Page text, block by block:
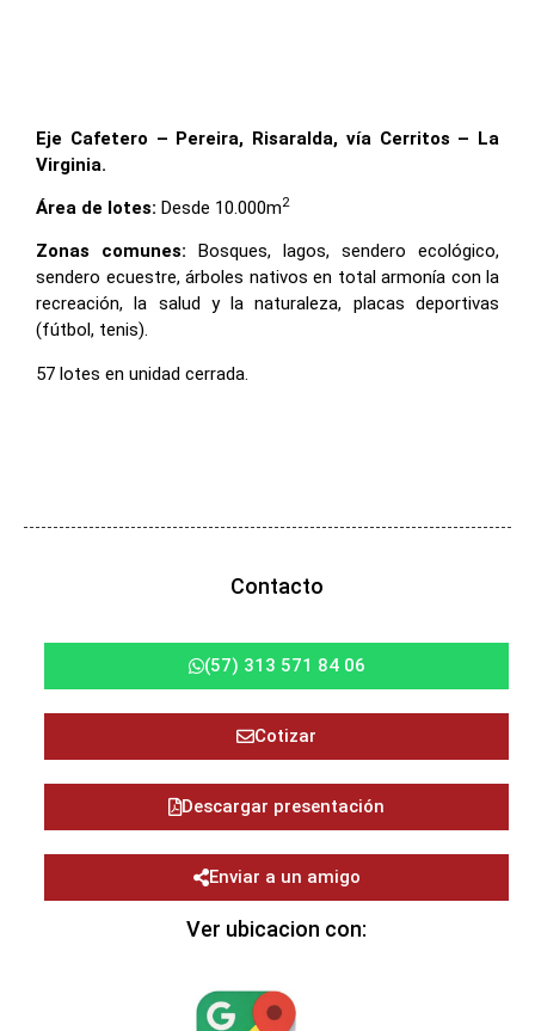
Eje Cafetero – Pereira, Risaralda, vía Cerritos – La
Virginia.
Área de lotes: Desde 10.000m2
Zonas comunes: Bosques, lagos, sendero ecológico,
sendero ecuestre, árboles nativos en total armonía con la
recreación, la salud y la naturaleza, placas deportivas
(fútbol, tenis).
57 lotes en unidad cerrada.
Contacto
(57) 313 571 84 06
Cotizar
Descargar presentación
Enviar a un amigo
Ver ubicacion con: